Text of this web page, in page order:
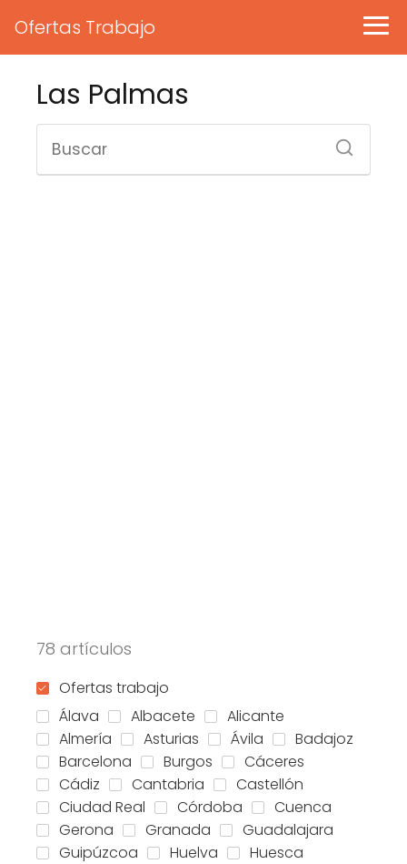
Ofertas Trabajo
Las Palmas
78 artículos
Ofertas trabajo
Álava
Albacete
Alicante
Almería
Asturias Ávila
Badajoz
Barcelona
Burgos
Cáceres
Cádiz
Cantabria
Castellón
Ciudad Real
Córdoba
Cuenca
Gerona
Granada
Guadalajara
Guipúzcoa
Huelva
Huesca